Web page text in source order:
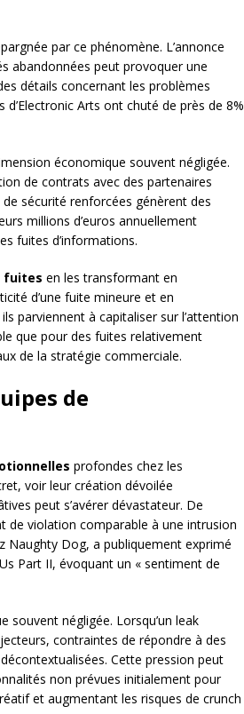
par ce phénomène. L’annonce
abandonnées peut provoquer une
détails concernant les problèmes
Arts ont chuté de près de 8%
économique souvent négligée.
de contrats avec des partenaires
sécurité renforcées génèrent des
millions d’euros annuellement
fuites d’informations.
fuites en les transformant en
d’une fuite mineure et en
parviennent à capitaliser sur l’attention
que pour des fuites relativement
de la stratégie commerciale.
de
profondes chez les
voir leur création dévoilée
peut s’avérer dévastateur. De
de violation comparable à une intrusion
Naughty Dog, a publiquement exprimé
Part II, évoquant un « sentiment de
négligée. Lorsqu’un leak
contraintes de répondre à des
Cette pression peut
non prévues initialement pour
et augmentant les risques de crunch